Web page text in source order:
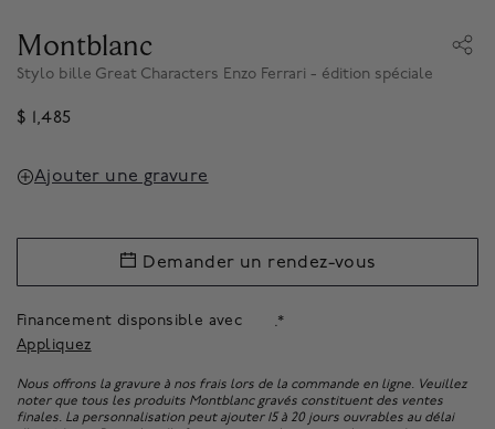
Montblanc
Stylo bille Great Characters Enzo Ferrari - édition spéciale
$ 1,485
Ajouter une gravure
Financement disponsible avec
.*
Appliquez
Demander un rendez-vous
Nous offrons la gravure à nos frais lors de la commande en ligne. Veuillez
noter que tous les produits Montblanc gravés constituent des ventes
finales. La personnalisation peut ajouter 15 à 20 jours ouvrables au délai